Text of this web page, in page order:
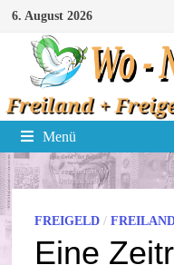
Zum
Inhalt
springen
6. August 2026
Menü
FREIGELD /
Eine